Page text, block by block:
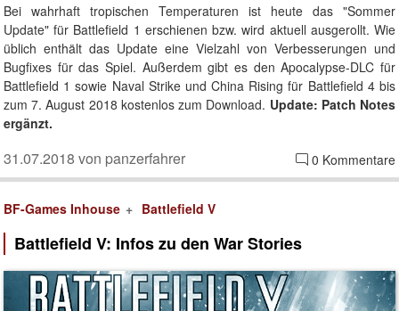
Bei wahrhaft tropischen Temperaturen ist heute das "Sommer
Update" für Battlefield 1 erschienen bzw. wird aktuell ausgerollt. Wie
üblich enthält das Update eine Vielzahl von Verbesserungen und
Bugfixes für das Spiel. Außerdem gibt es den Apocalypse-DLC für
Battlefield 1 sowie Naval Strike und China Rising für Battlefield 4 bis
zum 7. August 2018 kostenlos zum Download. Update: Patch Notes
ergänzt.
0 Kommentare
31.07.2018 von panzerfahrer
BF-Games Inhouse Battlefield V
Battlefield V: Infos zu den War Stories